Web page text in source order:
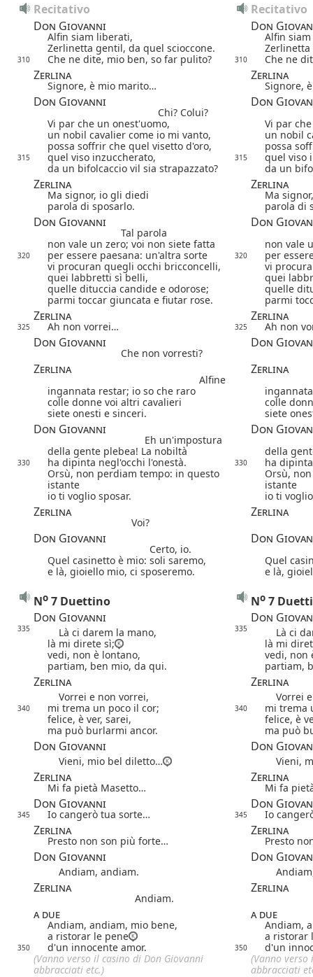
Recitativo
Recitativo
Don Giovanni
Don
Alfin siam liberati,
Alfin
Zerlinetta gentil, da quel scioccone.
Zerlinetta
310 Che ne dite, mio ben, so far pulito? 310 Che ne
Zerlina Zerlina
Signore, è mio marito… Signore,
Don Giovanni Don
Chi? Colui?
Vi par che un onest'uomo,
Vi par
un nobil cavalier come io mi vanto,
un nobil
possa soffrir che quel visetto d'oro,
possa
315 quel viso inzuccherato, 315
quel viso
da un bifolcaccio vil sia strapazzato?
da un
Zerlina Zerlina
Ma signor, io gli diedi
Ma
parola di sposarlo.
parola di
Don Giovanni Don
Tal parola
non vale un zero; voi non siete fatta
non vale
320 per essere paesana: un'altra sorte 320
per
vi procuran quegli occhi bricconcelli,
vi
quei labbretti sì belli,
quei
quelle dituccia candide e odorose;
quelle
parmi toccar giuncata e fiutar rose.
parmi
Zerlina Zerlina
325 Ah non vorrei… 325 Ah non
Don Giovanni Don
Che non vorresti?
Zerlina Zerlina
Alfine
ingannata restar; io so che raro
colle donne voi altri cavalieri
colle
siete onesti e sinceri.
siete
Don Giovanni Don
Eh un'impostura
della gente plebea! La nobiltà
della
330 ha dipinta negl'occhi l'onestà. 330
ha
Orsù, non perdiam tempo: in questo
istante
Orsù,
istante
io ti voglio sposar.
io ti
Zerlina Zerlina
Voi?
Don Giovanni Don
Certo, io.
Quel casinetto è mio: soli saremo,
Quel
e là, gioiello mio, ci sposeremo.
e là,
No 7 Duettino No 7
Don Giovanni
Don
335 Là ci darem la mano, 335
Là ci
là mi direte sì;
là mi
vedi, non è lontano,
vedi, non
partiam, ben mio, da qui.
partiam,
Zerlina Zerlina
Vorrei e non vorrei, Vorrei
340 mi trema un poco il cor; 340
mi trema
felice, è ver, sarei,
felice, è
ma può burlarmi ancor.
ma può
Don Giovanni Don
Vieni, mio bel diletto… Vieni,
Zerlina Zerlina
Mi fa pietà Masetto… Mi fa
Don Giovanni Don
345 Io cangerò tua sorte… 345 Io
Zerlina Zerlina
Presto non son più forte… Presto
Don Giovanni Don
Andiam, andiam.
Zerlina Zerlina
Andiam.
a due a due
Andiam, andiam, mio bene,
Andiam,
a ristorar le pene
a ristorar
350 d'un innocente amor. 350
d'un
(Vanno verso il casino di Don Giovanni
abbracciati etc.)
(Vanno verso
abbracciati